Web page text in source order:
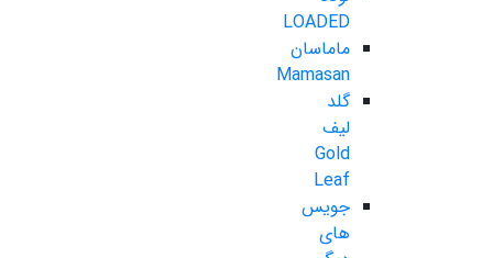
LOADED
ماماسان
Mamasan
گلد
لیف
Gold
Leaf
جویس
های